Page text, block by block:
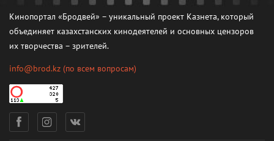
Кинопортал «Бродвей» – уникальный проект Казнета, который
объединяет казахстанских кинодеятелей и основных цензоров
их творчества – зрителей.
info@brod.kz (по всем вопросам)